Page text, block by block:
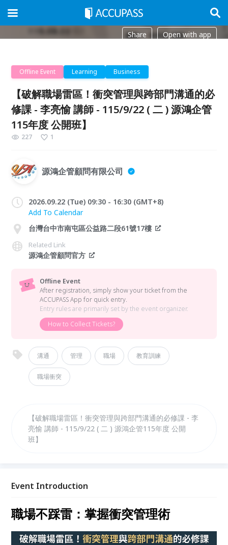
Share Open with app
Offline Event Learning Business
【破解職場雷區！衝突管理與跨部門溝通的必
修課 - 李亮愉 講師 - 115/9/22 ( 二 ) 源鴻企管
115年度 公開班】
227 1
源鴻企管顧問有限公司
2026.09.22 (Tue) 09:30 - 16:30 (GMT+8)
Add To Calendar
台灣台中市南屯區公益路二段61號17樓
Related Link
源鴻企管顧問官方
Offline Event
After registration, simply show your ticket from the
ACCUPASS App for quick entry.
Entry rules are primarily set by the event organizer.
How to Collect Tickets?
溝通 管理 職場 教育訓練
職場衝突
【破解職場雷區！衝突管理與跨部門溝通的必修課 - 李
亮愉 講師 - 115/9/22 ( 二 ) 源鴻企管115年度 公開
班】
Event Introduction
職場不踩雷：掌握衝突管理術